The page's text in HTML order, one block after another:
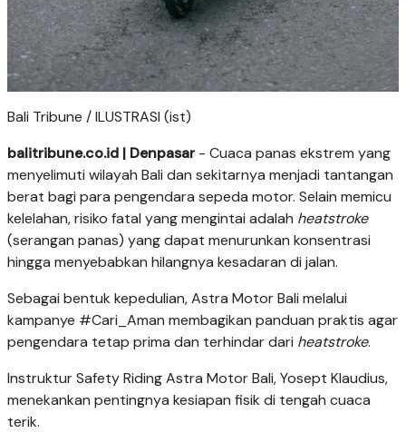
Bali Tribune / ILUSTRASI (ist)
balitribune.co.id | Denpasar- Cuaca panas ekstrem yang
menyelimuti wilayah Bali dan sekitarnya menjadi tantangan
berat bagi para pengendara sepeda motor. Selain memicu
kelelahan, risiko fatal yang mengintai adalah heatstroke
(serangan panas) yang dapat menurunkan konsentrasi
hingga menyebabkan hilangnya kesadaran di jalan.
Sebagai bentuk kepedulian, Astra Motor Bali melalui
kampanye #Cari_Aman membagikan panduan praktis agar
pengendara tetap prima dan terhindar dari heatstroke.
Instruktur Safety Riding Astra Motor Bali, Yosept Klaudius,
menekankan pentingnya kesiapan fisik di tengah cuaca
terik.